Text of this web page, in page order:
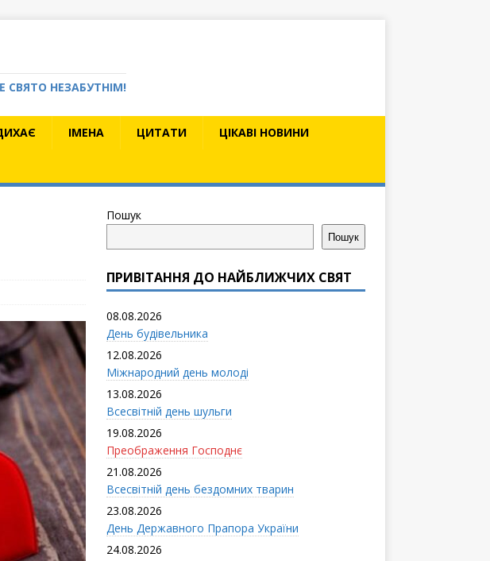
СВЯТО НЕЗАБУТНІМ!
ІМЕНА ЦИТАТИ ЦІКАВІ НОВИНИ
Пошук
Пошук
ПРИВІТАННЯ ДО НАЙБЛИЖЧИХ СВЯТ
08.08.2026
День будівельника
12.08.2026
Міжнародний день молоді
13.08.2026
Всесвітній день шульги
19.08.2026
Преображення Господнє
21.08.2026
Всесвітній день бездомних тварин
23.08.2026
День Державного Прапора України
24.08.2026